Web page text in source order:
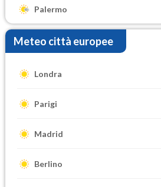
Palermo
Meteo città europee
Londra
Parigi
Madrid
Berlino